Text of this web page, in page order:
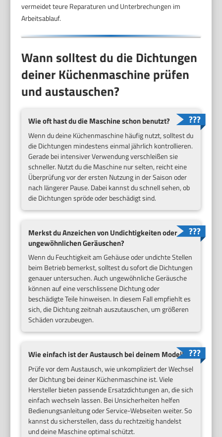
vermeidet teure Reparaturen und Unterbrechungen im
Arbeitsablauf.
Wann solltest du die Dichtungen
deiner Küchenmaschine prüfen
und austauschen?
Wie oft hast du die Maschine schon benutzt?
Wenn du deine Küchenmaschine häufig nutzt, solltest du
die Dichtungen mindestens einmal jährlich kontrollieren.
Gerade bei intensiver Verwendung verschleißen sie
schneller. Nutzt du die Maschine nur selten, reicht eine
Überprüfung vor der ersten Nutzung in der Saison oder
nach längerer Pause. Dabei kannst du schnell sehen, ob
die Dichtungen spröde oder beschädigt sind.
Merkst du Anzeichen von Undichtigkeiten oder
ungewöhnlichen Geräuschen?
Wenn du Feuchtigkeit am Gehäuse oder undichte Stellen
beim Betrieb bemerkst, solltest du sofort die Dichtungen
genauer untersuchen. Auch ungewöhnliche Geräusche
können auf eine verschlissene Dichtung oder
beschädigte Teile hinweisen. In diesem Fall empfiehlt es
sich, die Dichtung zeitnah auszutauschen, um größeren
Schäden vorzubeugen.
Wie einfach ist der Austausch bei deinem Modell?
Prüfe vor dem Austausch, wie unkompliziert der Wechsel
der Dichtung bei deiner Küchenmaschine ist. Viele
Hersteller bieten passende Ersatzdichtungen an, die sich
einfach wechseln lassen. Bei Unsicherheiten helfen
Bedienungsanleitung oder Service-Webseiten weiter. So
kannst du sicherstellen, dass du rechtzeitig handelst
und deine Maschine optimal schützt.